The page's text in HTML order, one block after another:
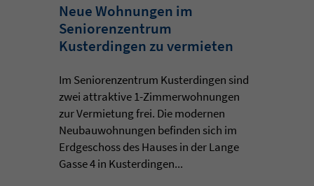
Neue Wohnungen im
Seniorenzentrum
Kusterdingen zu vermieten
Im Seniorenzentrum Kusterdingen sind
zwei attraktive 1-Zimmerwohnungen
zur Vermietung frei. Die modernen
Neubauwohnungen befinden sich im
Erdgeschoss des Hauses in der Lange
Gasse 4 in Kusterdingen...